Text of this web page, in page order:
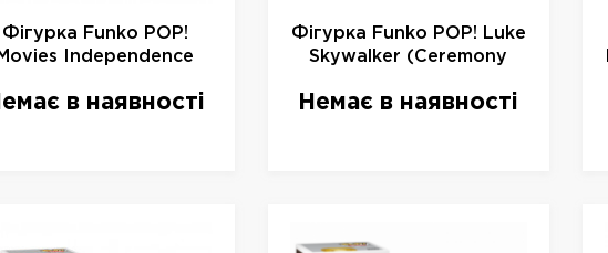
Фігурка Funko POP!
Independence
Variant Vinyl Figure
в наявності
Фігурка Funko POP! Luke
Skywalker (Ceremony
10см
Немає в наявності